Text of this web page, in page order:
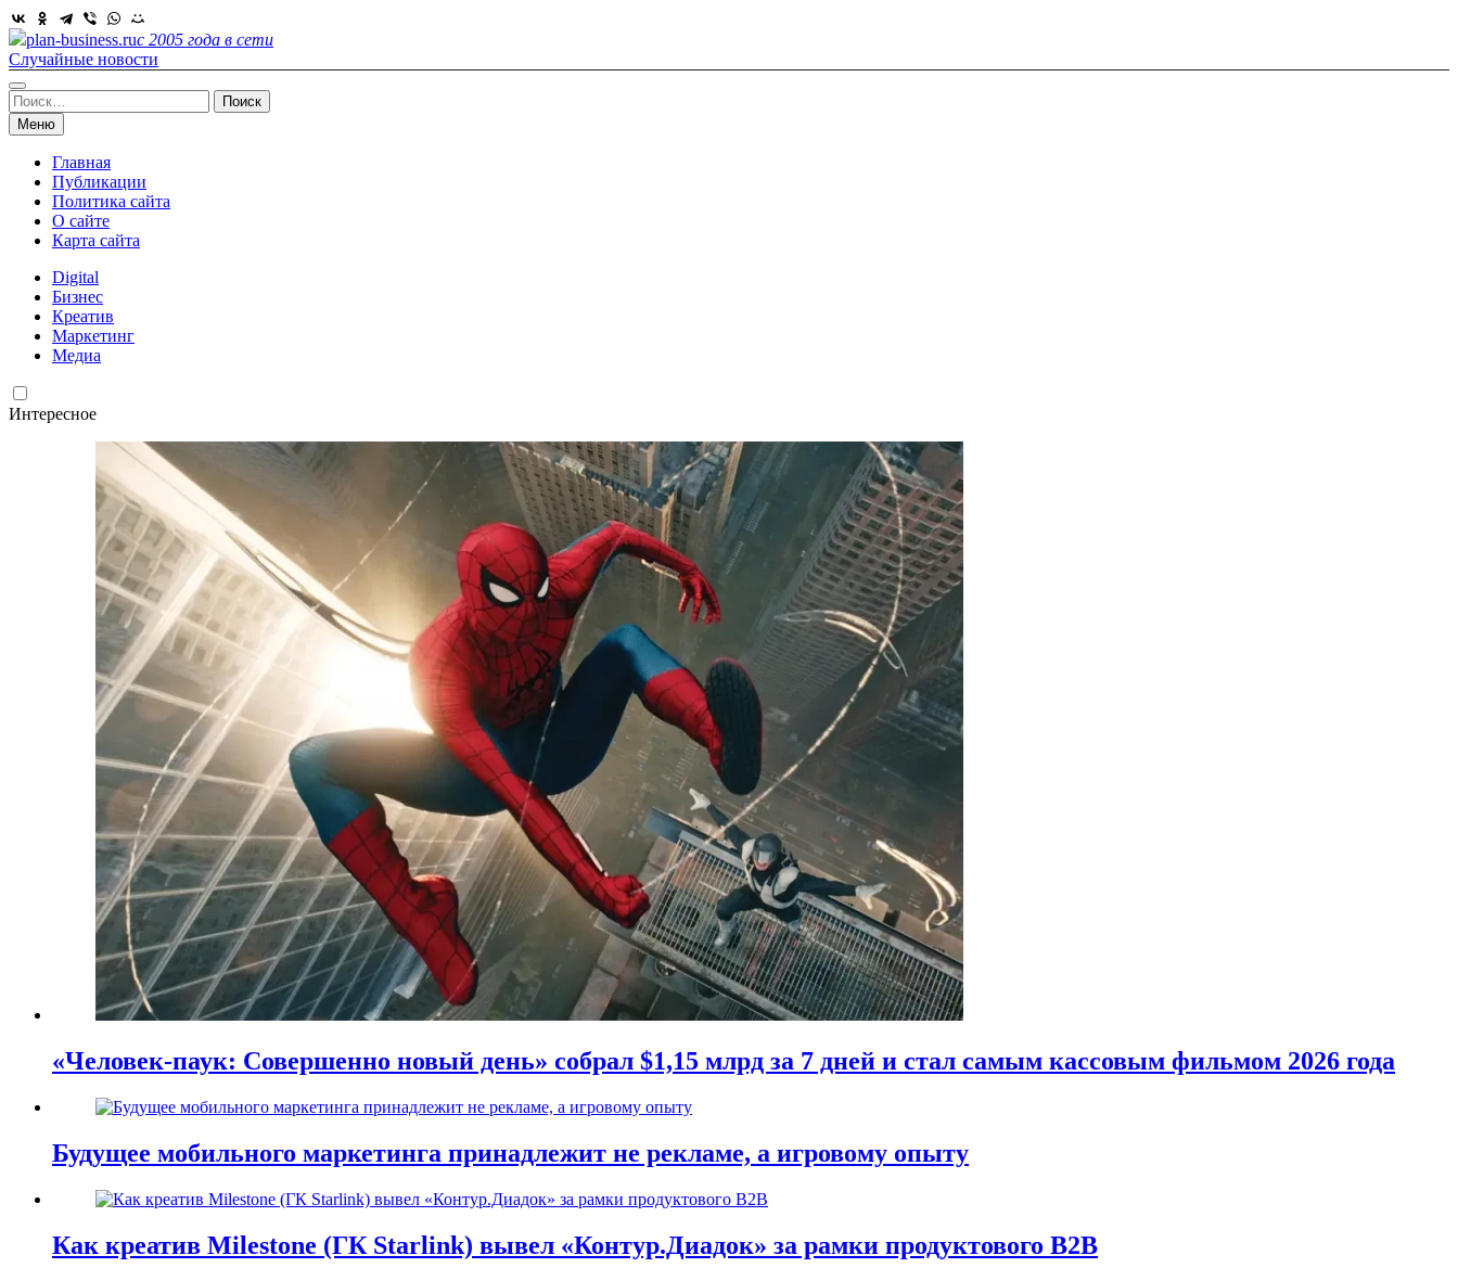
Skip
to
content
plan-business.ruс 2005 года в сети
Случайные новости
Найти:
Меню
Главная
Публикации
Политика сайта
О сайте
Карта сайта
Digital
Бизнес
Креатив
Маркетинг
Медиа
Интересное
«Человек-паук: Совершенно новый день» собрал $1,15 млрд за 7 дней и стал самым кассовым фильмом 2026 года
Будущее мобильного маркетинга принадлежит не рекламе, а игровому опыту
Как креатив Milestone (ГК Starlink) вывел «Контур.Диадок» за рамки продуктового B2B